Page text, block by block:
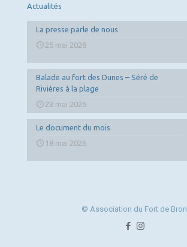
Actualités
La presse parle de nous
25 mai 2026
Balade au fort des Dunes – Séré de
Rivières à la plage
23 mai 2026
Le document du mois
18 mai 2026
© Association du Fort de Bron